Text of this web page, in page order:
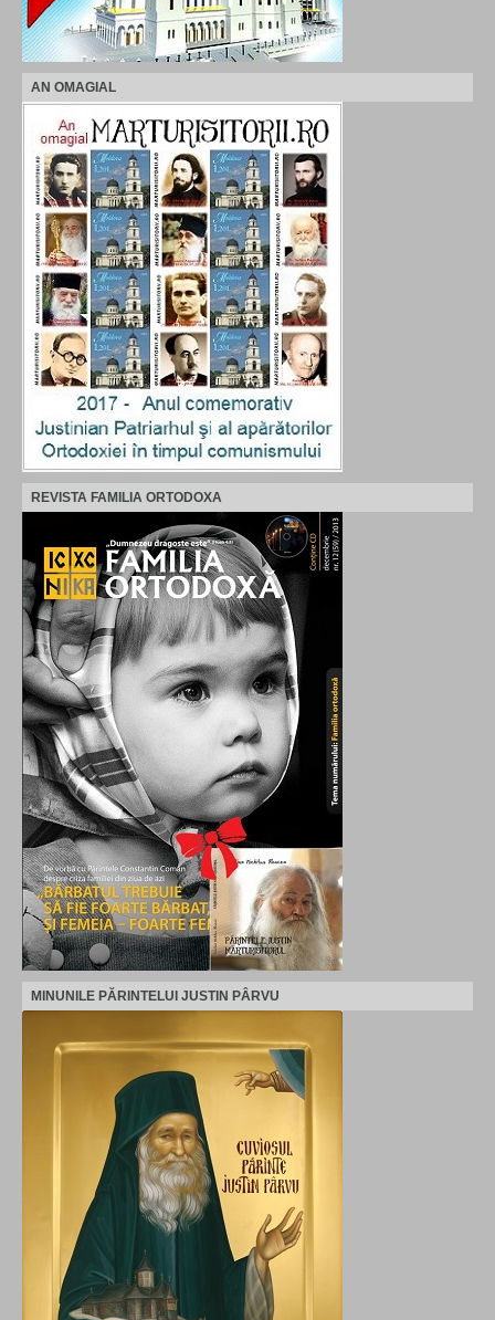
AN OMAGIAL
REVISTA FAMILIA ORTODOXA
MINUNILE PĂRINTELUI JUSTIN PÂRVU